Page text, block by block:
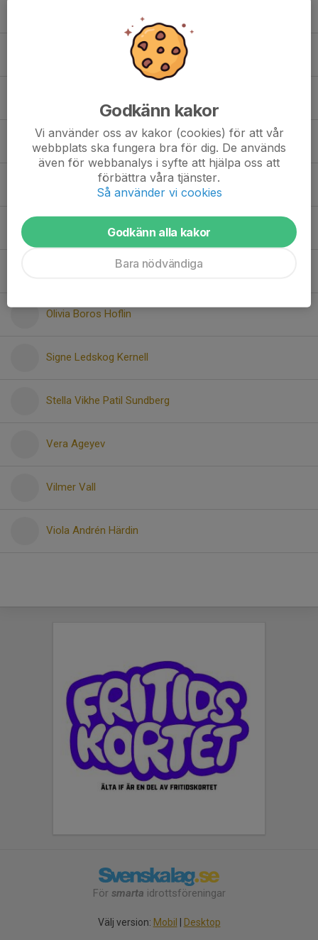
Lilou Thomsen
Lova Hynge
Nicolas Rognon
Olivia Boros Hoflin
Signe Ledskog Kernell
Stella Vikhe Patil Sundberg
Vera Ageyev
Vilmer Vall
Viola Andrén Härdin
För smarta idrottsföreningar
Välj version: Mobil Desktop
Godkänn kakor
Vi använder oss av kakor (cookies) för att vår
webbplats ska fungera bra för dig. De används
även för webbanalys i syfte att hjälpa oss att
förbättra våra tjänster.
Så använder vi cookies
Godkänn alla kakor
Bara nödvändiga